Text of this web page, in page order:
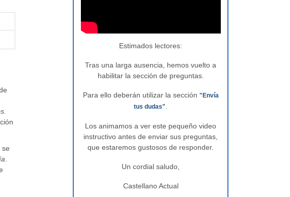
se
Estimados lectores:
Tras una larga ausencia, hemos vuelto a
habilitar la sección de preguntas.
Para ello deberán utilizar la sección "Envía
tus dudas"
Los animamos a ver este pequeño video
instructivo antes de enviar sus preguntas,
que estaremos gustosos de responder.
Un cordial saludo,
Castellano Actual